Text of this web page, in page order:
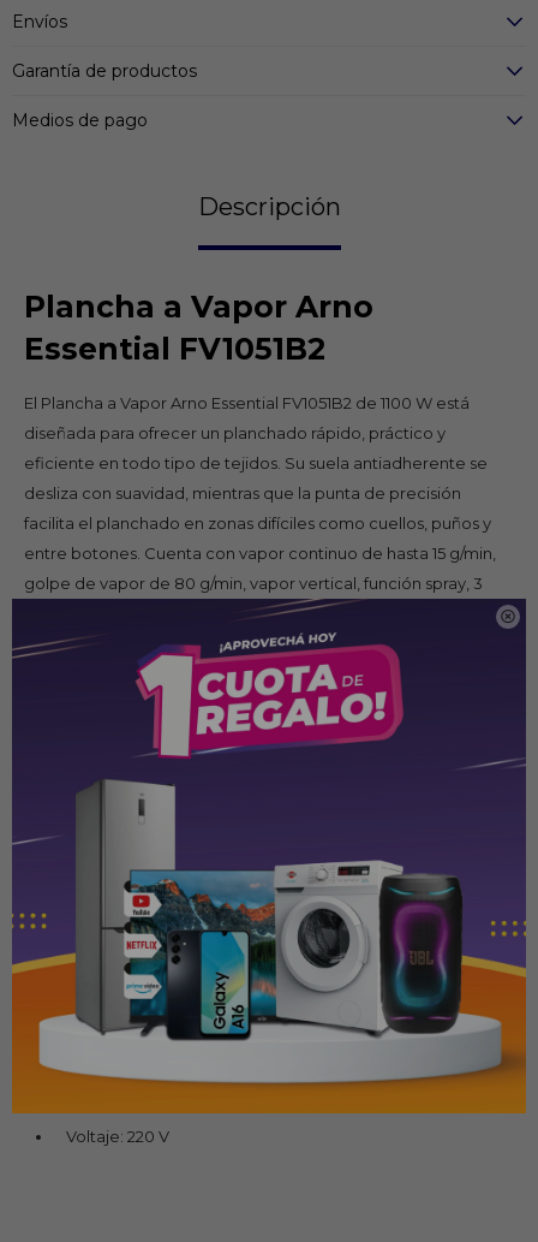

Envíos
Garantía de productos
Medios de pago
Descripción
Plancha a Vapor Arno
Essential FV1051B2
El Plancha a Vapor Arno Essential FV1051B2 de 1100 W está
diseñada para ofrecer un planchado rápido, práctico y
eficiente en todo tipo de tejidos. Su suela antiadherente se
desliza con suavidad, mientras que la punta de precisión
facilita el planchado en zonas difíciles como cuellos, puños y
entre botones. Cuenta con vapor continuo de hasta 15 g/min,
golpe de vapor de 80 g/min, vapor vertical, función spray, 3
niveles de temperatura, depósito de agua de 180 ml, sistema
antical que prolonga la vida útil del equipo y EasyCord, que
brinda mayor comodidad durante el uso.
Especificaciones
Potencia: 1100 W
Suela: Antiadherente
Golpe de vapor: 80 g/min
Vapor vertical: Sí
Función spray: Sí
Capacidad del depósito: 180 ml
Niveles de temperatura: 3
Voltaje: 220 V